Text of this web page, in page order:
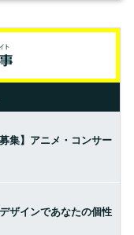
集】アニメ・コンサー
ザインであなたの個性